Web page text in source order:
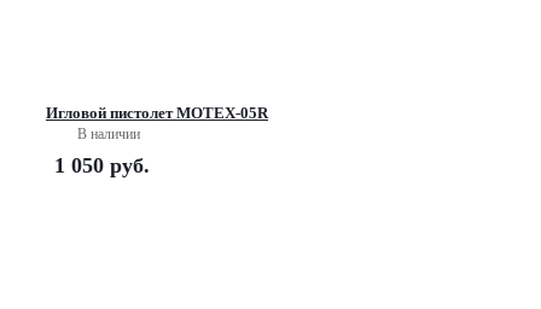
Игловой пистолет MOTEX-05R
В наличии
1 050 руб.